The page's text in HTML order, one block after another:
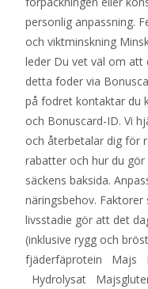
personlig anpassning.
och viktminskning
leder Du vet väl om att
detta foder via
på fodret kontaktar du
och Bonuscard-ID. Vi
och återbetalar dig
rabatter och hur du gör
säckens baksida.
näringsbehov.
livsstadie gör att det
(inklusive rygg och
fjäderfäprotein Majs
Hydrolysat